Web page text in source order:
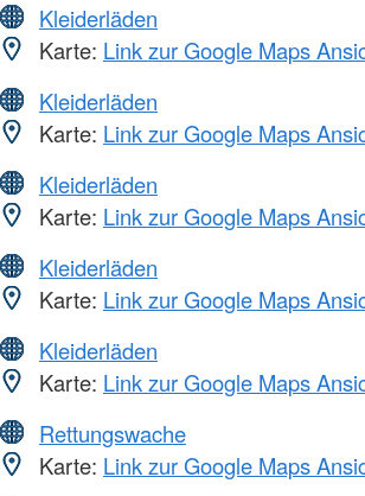
Kleiderläden
Karte: Link zur Google Maps
Kleiderläden
Karte: Link zur Google Maps
Kleiderläden
Karte: Link zur Google Maps
Kleiderläden
Karte: Link zur Google Maps
Kleiderläden
Karte: Link zur Google Maps
Rettungswache
Karte: Link zur Google Maps